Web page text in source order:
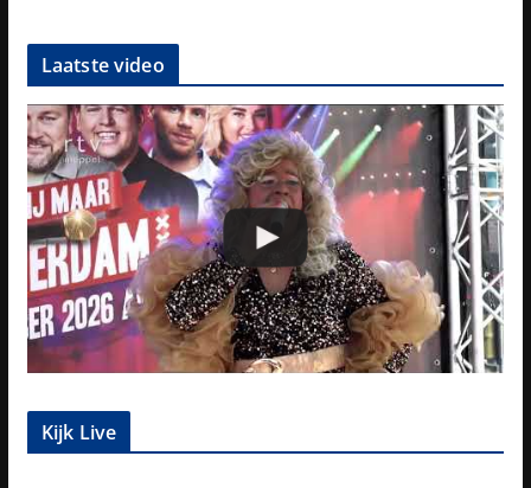
Laatste video
Kijk Live